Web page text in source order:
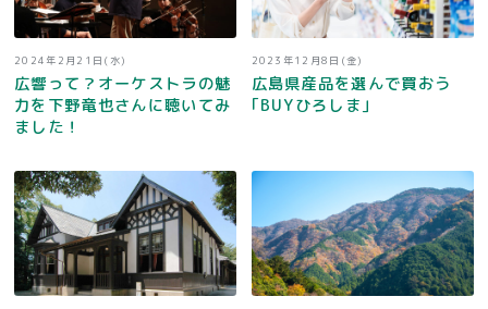
2024年2月21日(水)
広響って？オーケストラの魅
力を下野竜也さんに聴いてみ
ました！
2023年12月8日(金)
広島県産品を選んで買おう
｢BUYひろしま｣